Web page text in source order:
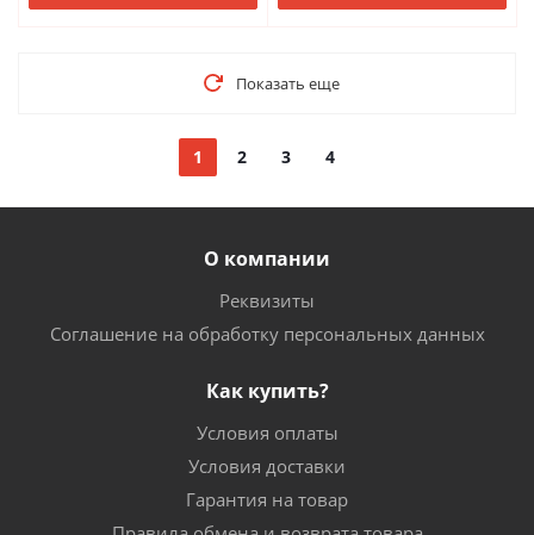
Показать еще
1 2 3 4
О компании
Реквизиты
Соглашение на обработку персональных данных
Как купить?
Условия оплаты
Условия доставки
Гарантия на товар